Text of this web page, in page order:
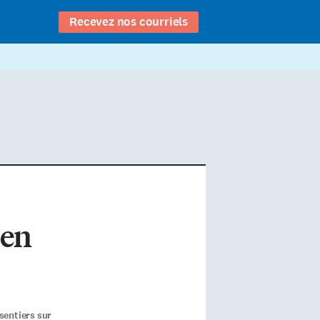
Recevez nos courriels
sur